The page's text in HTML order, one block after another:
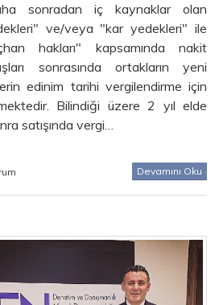
sonradan iç kaynaklar olan
ve/veya "kar yedekleri" ile
hakları" kapsamında nakit
sonrasında ortakların yeni
edinim tarihi vergilendirme için
Bilindiği üzere 2 yıl elde
satışında vergi…
Devamını Oku